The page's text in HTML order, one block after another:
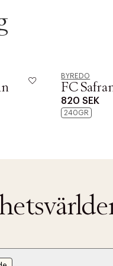
BYREDO
FC
820 SEK
240GR